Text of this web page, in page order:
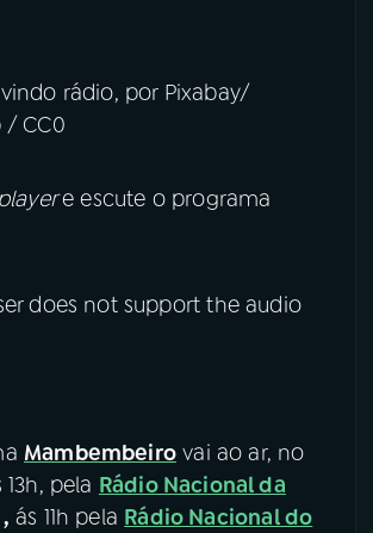
rádio, por Pixabay/
/ CC0
e escute o programa
does not support the audio
Mambembeirovai ao ar, no
pela Rádio Nacional da
, ás 11h pela Rádio Nacional do